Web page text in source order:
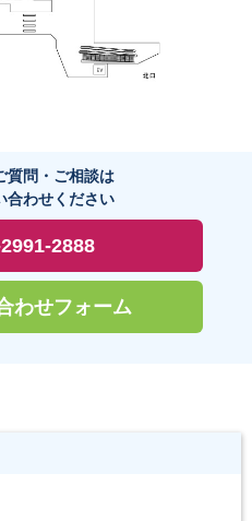
質問・ご相談は
合わせください
2888
わせフォーム